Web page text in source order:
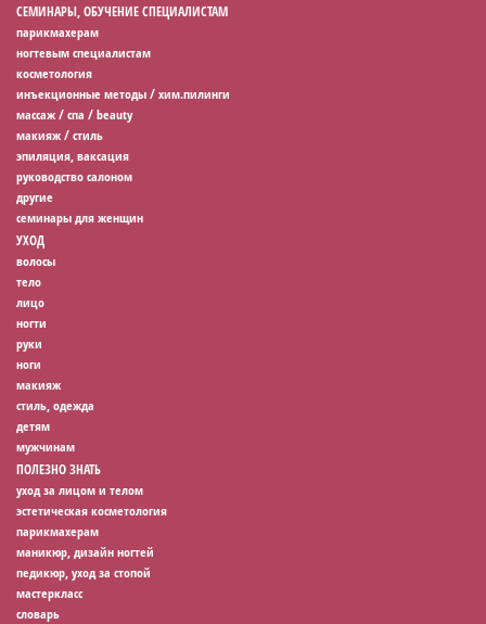
СЕМИНАРЫ, ОБУЧЕНИЕ СПЕЦИАЛИСТАМ
парикмахерам
ногтевым специалистам
косметология
инъекционные методы / хим.пилинги
массаж / спа / beauty
макияж / стиль
эпиляция, ваксация
руководство салоном
другие
семинары для женщин
УХОД
волосы
тело
лицо
ногти
руки
ноги
макияж
стиль, одежда
детям
мужчинам
ПОЛЕЗНО ЗНАТЬ
уход за лицом и телом
эстетическая косметология
парикмахерам
маникюр, дизайн ногтей
педикюр, уход за стопой
мастеркласс
словарь